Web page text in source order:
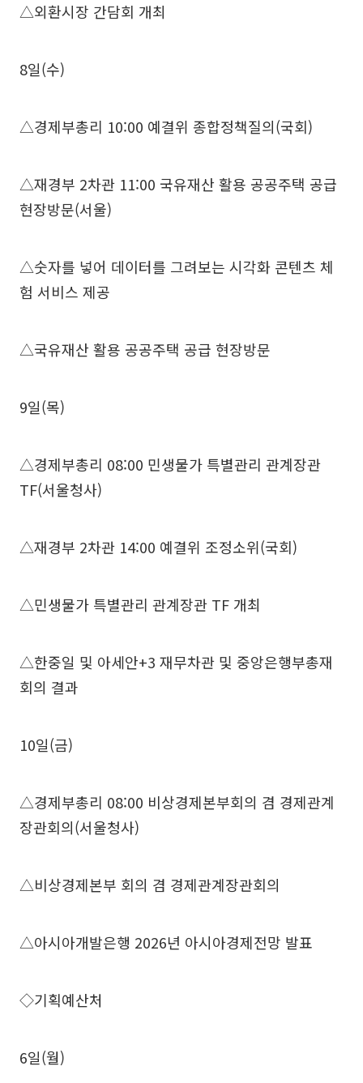
△외환시장 간담회 개최
8일(수)
△경제부총리 10:00 예결위 종합정책질의(국회)
△재경부 2차관 11:00 국유재산 활용 공공주택 공급
현장방문(서울)
△숫자를 넣어 데이터를 그려보는 시각화 콘텐츠 체
험 서비스 제공
△국유재산 활용 공공주택 공급 현장방문
9일(목)
△경제부총리 08:00 민생물가 특별관리 관계장관
TF(서울청사)
△재경부 2차관 14:00 예결위 조정소위(국회)
△민생물가 특별관리 관계장관 TF 개최
△한중일 및 아세안+3 재무차관 및 중앙은행부총재
회의 결과
10일(금)
△경제부총리 08:00 비상경제본부회의 겸 경제관계
장관회의(서울청사)
△비상경제본부 회의 겸 경제관계장관회의
△아시아개발은행 2026년 아시아경제전망 발표
◇기획예산처
6일(월)